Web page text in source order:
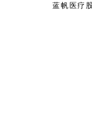
蓝帆医疗